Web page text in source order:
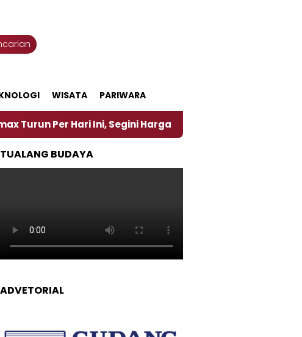
WISATA PARIWARA
Hari Ini, Segini Harganya
TUALANG BUDAYA
ADVETORIAL